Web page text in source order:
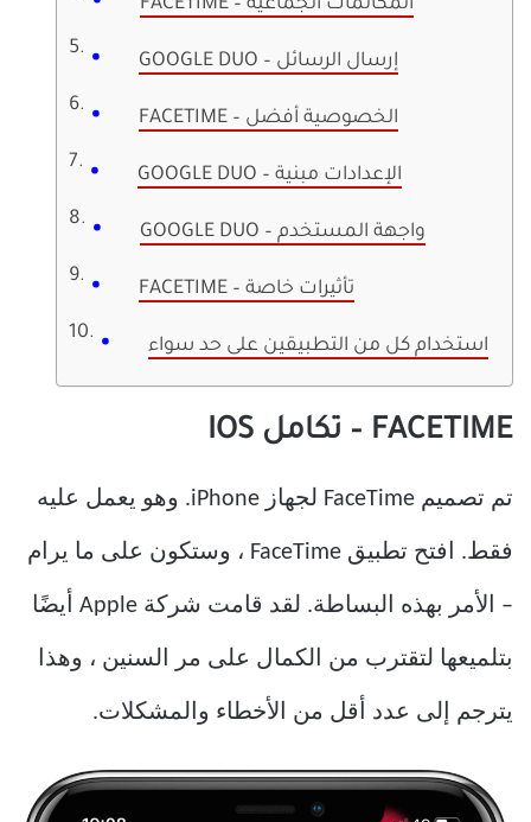
FACETIME – المكالمات الجماعية
GOOGLE DUO – إرسال الرسائل
FACETIME – الخصوصية أفضل
GOOGLE DUO – الإعدادات مبنية
GOOGLE DUO – واجهة المستخدم
FACETIME – تأثيرات خاصة
استخدام كل من التطبيقين على حد سواء
FACETIME – تكامل IOS
تم تصميم FaceTime لجهاز iPhone. وهو يعمل عليه
فقط. افتح تطبيق FaceTime ، وستكون على ما يرام
– الأمر بهذه البساطة. لقد قامت شركة Apple أيضًا
بتلميعها لتقترب من الكمال على مر السنين ، وهذا
يترجم إلى عدد أقل من الأخطاء والمشكلات.